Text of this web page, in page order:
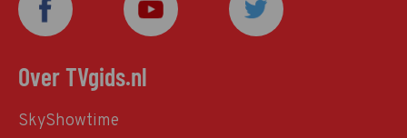
Over TVgids.nl
SkyShowtime